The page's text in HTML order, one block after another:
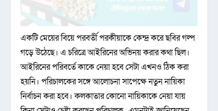
একটি মেয়ের বিয়ে পরবর্তী পরকীয়াকে কেন্দ্র করে ছবির গল্প
গড়ে উঠেছে। এ চরিত্রে আইরিনের অভিনয় করার কথা ছিল।
আইরিনের পরিবর্তে কাকে নেয়া হবে সেটা এখনও ঠিক করা
হয়নি। পরিচালকের সঙ্গে আলোচনা সাপেক্ষে নতুন নায়িকা
নির্বাচন করা হবে। কলকাতার কোনো নায়িকাকে নেয়া যায়